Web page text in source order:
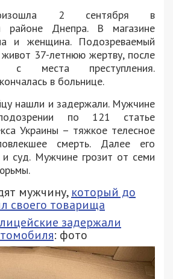
2 сентября в
районе Днепра. В магазине
и женщина. Подозреваемый
37-летнюю жертву, после
с места преступления.
в больнице.
нашли и задержали. Мужчине
по 121 статье
Украины – тяжкое телесное
смерть. Далее его
суд. Мужчине грозит от семи
мужчину, который до
своего товарища
задержали
: фото